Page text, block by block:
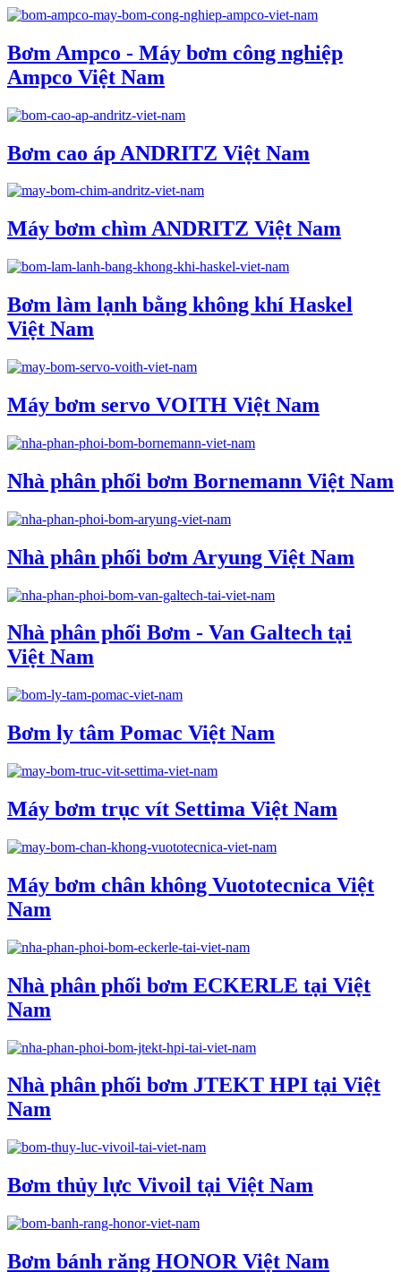
Bơm Ampco - Máy bơm công nghiệp
Ampco Việt Nam
Bơm cao áp ANDRITZ Việt Nam
Máy bơm chìm ANDRITZ Việt Nam
Bơm làm lạnh bằng không khí Haskel
Việt Nam
Máy bơm servo VOITH Việt Nam
Nhà phân phối bơm Bornemann Việt Nam
Nhà phân phối bơm Aryung Việt Nam
Nhà phân phối Bơm - Van Galtech tại
Việt Nam
Bơm ly tâm Pomac Việt Nam
Máy bơm trục vít Settima Việt Nam
Máy bơm chân không Vuototecnica Việt
Nam
Nhà phân phối bơm ECKERLE tại Việt
Nam
Nhà phân phối bơm JTEKT HPI tại Việt
Nam
Bơm thủy lực Vivoil tại Việt Nam
Bơm bánh răng HONOR Việt Nam